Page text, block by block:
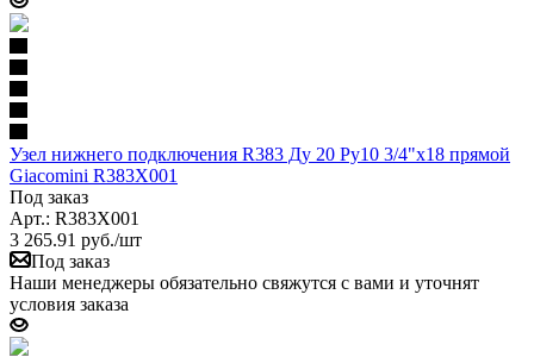
Узел нижнего подключения R383 Ду 20 Ру10 3/4"x18 прямой
Giacomini R383X001
Под заказ
Арт.: R383X001
3 265.91 руб./шт
Под заказ
Наши менеджеры обязательно свяжутся с вами и уточнят
условия заказа